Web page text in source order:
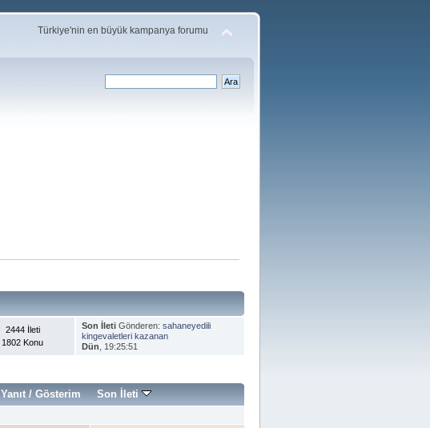
Türkiye'nin en büyük kampanya forumu
2444 İleti
1802 Konu
Son İleti Gönderen:sahaneyedili
kingevaletleri kazanan
Dün
, 19:25:51
Yanıt/ Gösterim Son İleti